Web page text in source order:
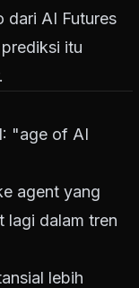
dari AI Futures
itu
"age of AI
agent yang
lagi dalam tren
lebih